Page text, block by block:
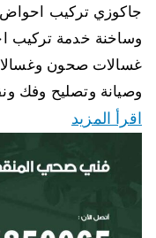
جاكوزي تركيب احواض
وساخنة خدمة تركيب
غسالات صحون
وصيانة وتصليح وفك
اقرأ المزيد